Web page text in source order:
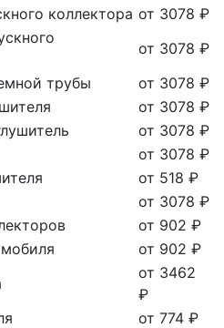
коллектора от 3078 ₽
от 3078 ₽
трубы
от 3078 ₽
от 3078 ₽
от 3078 ₽
от 3078 ₽
от 518 ₽
от 3078 ₽
от 902 ₽
от 902 ₽
от 3462
₽
от 774 ₽